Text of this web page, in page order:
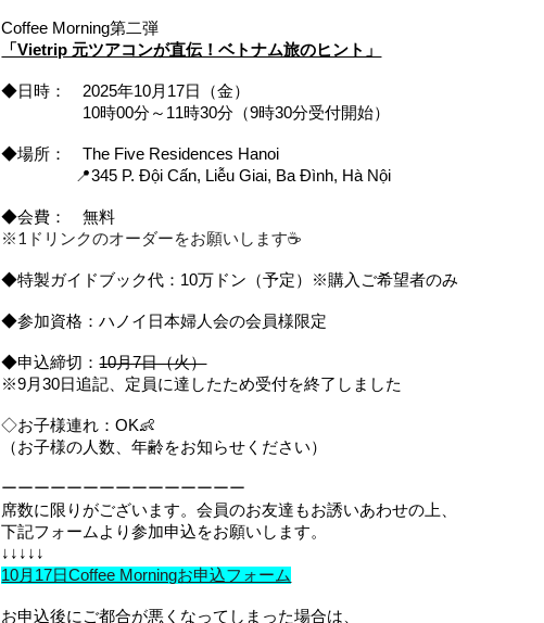
Coffee Morning第二弾
「Vietrip 元ツアコンが直伝！ベトナム旅のヒント」
◆日時： 2025年10月17日（金）
10時00分～11時30分（9時30分受付開始）
◆場所： The Five Residences Hanoi
📍345 P. Đội Cấn, Liễu Giai, Ba Đình, Hà Nội
◆会費： 無料
※1ドリンクのオーダーをお願いします☕️
◆特製ガイドブック代：10万ドン（予定）※購入ご希望者のみ
◆参加資格：ハノイ日本婦人会の会員様限定
◆申込締切：10月7日（火）
※9月30日追記、定員に達したため受付を終了しました
◇お子様連れ：OK👶
（お子様の人数、年齢をお知らせください）
ーーーーーーーーーーーーーーー
席数に限りがございます。会員のお友達もお誘いあわせの上、
下記フォームより参加申込をお願いします。
↓↓↓↓↓
10月17日Coffee Morningお申込フォーム
お申込後にご都合が悪くなってしまった場合は、